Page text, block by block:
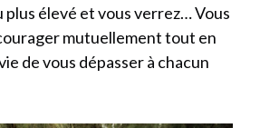
plus élevé et vous verrez… Vous
mutuellement tout en
de vous dépasser à chacun